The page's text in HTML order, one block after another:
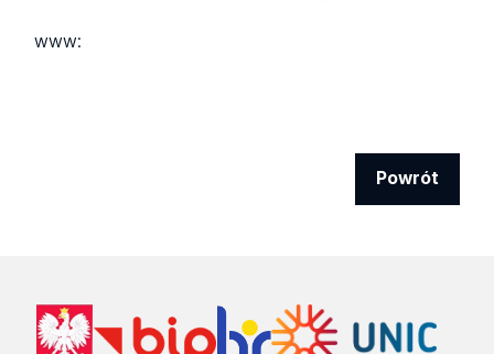
www:
Powrót